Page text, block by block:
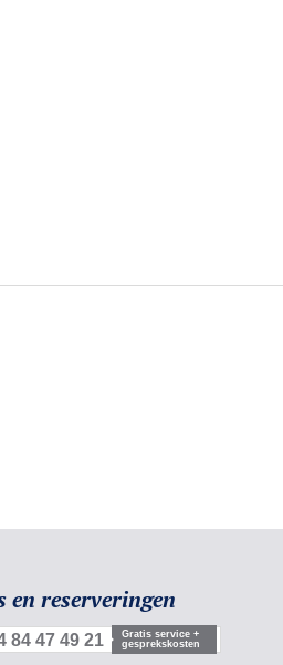
en reserveringen
84 47 49 21
Gratis service +
gesprekskosten